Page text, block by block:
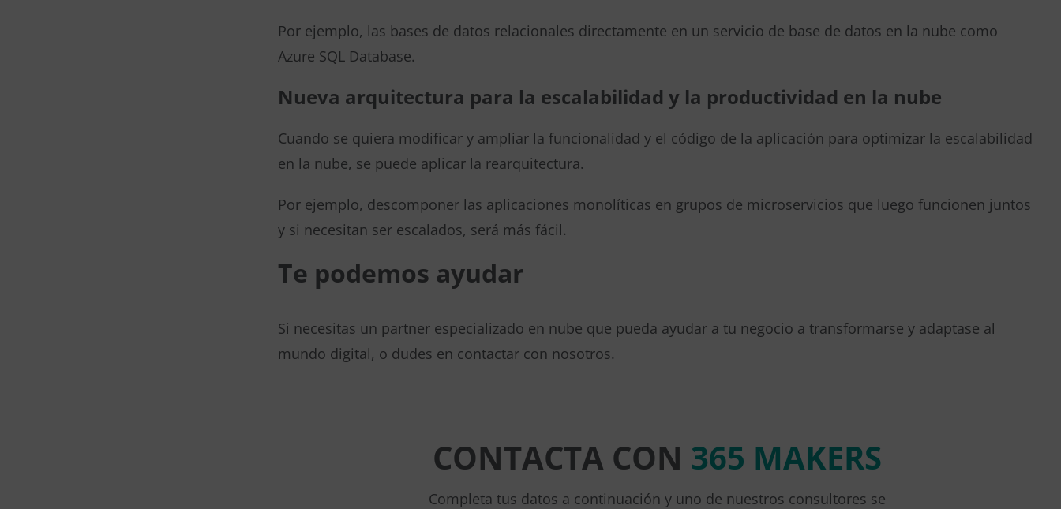
Por ejemplo, las bases de datos relacionales directamente en un servicio de base de datos en la nube como
Azure SQL Database.
Nueva arquitectura para la escalabilidad y la productividad en la nube
Cuando se quiera modificar y ampliar la funcionalidad y el código de la aplicación para optimizar la escalabilidad
en la nube, se puede aplicar la rearquitectura.
Por ejemplo, descomponer las aplicaciones monolíticas en grupos de microservicios que luego funcionen juntos
y si necesitan ser escalados, será más fácil.
Te podemos ayudar
Si necesitas un partner especializado en nube que pueda ayudar a tu negocio a transformarse y adaptase al
mundo digital, o dudes en contactar con nosotros.
CONTACTA CON 365 MAKERS
Completa tus datos a continuación y uno de nuestros consultores se